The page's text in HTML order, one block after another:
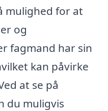
mulighed for at
og
fagmand har sin
kan påvirke
at se på
du muligvis